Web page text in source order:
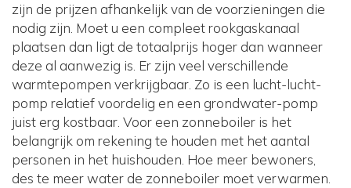
zijn de prijzen afhankelijk van de voorzieningen die
nodig zijn. Moet u een compleet rookgaskanaal
plaatsen dan ligt de totaalprijs hoger dan wanneer
deze al aanwezig is. Er zijn veel verschillende
warmtepompen verkrijgbaar. Zo is een lucht-lucht-
pomp relatief voordelig en een grondwater-pomp
juist erg kostbaar. Voor een zonneboiler is het
belangrijk om rekening te houden met het aantal
personen in het huishouden. Hoe meer bewoners,
des te meer water de zonneboiler moet verwarmen.